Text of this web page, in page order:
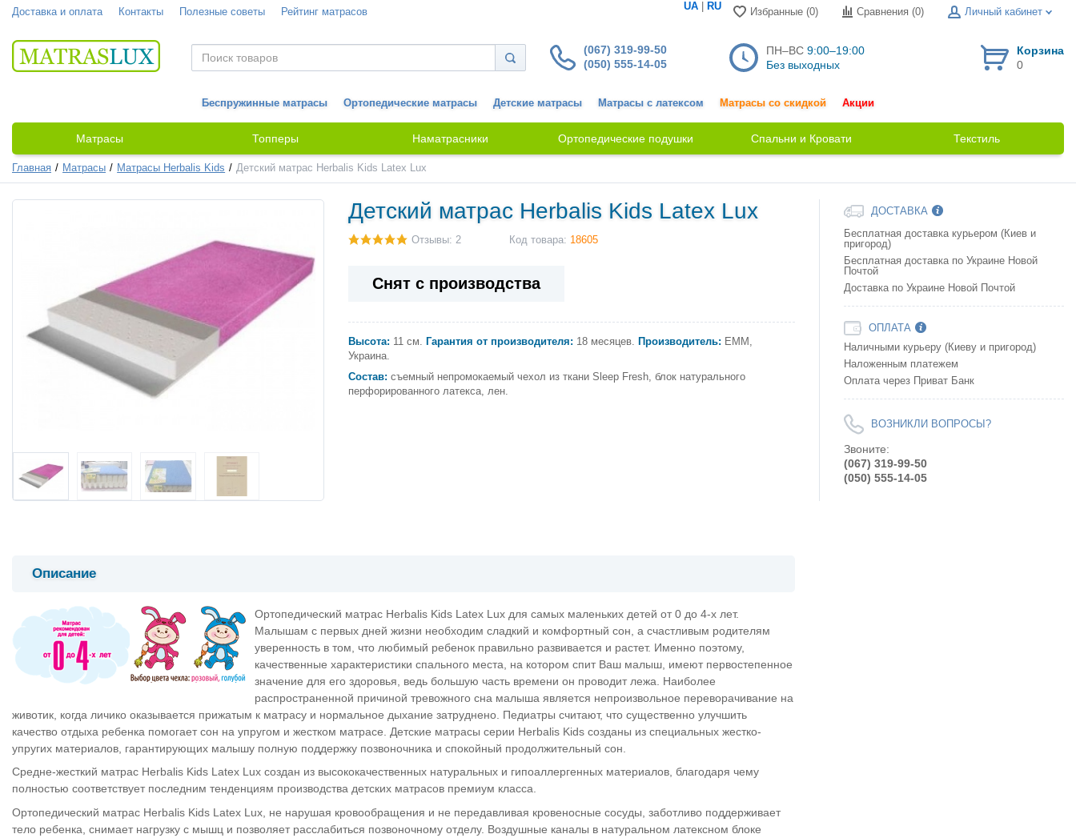
Доставка и оплата Контакты Полезные советы Рейтинг матрасов UA RU Избранные (0) Сравнения (0) Личный кабинет
(067) 319-99-50
(050) 555-14-05
ПН–ВС 9:00–19:00
Без выходных
Корзина
0
Беспружинные матрасы Ортопедические матрасы Детские матрасы Матрасы с латексом Матрасы со скидкой Акции
Матрасы Топперы Наматрасники Ортопедические подушки Спальни и Кровати Текстиль
Главная Матрасы Матрасы Herbalis Kids Детский матрас Herbalis Kids Latex Lux
Детский матрас Herbalis Kids Latex Lux
Отзывы: 2 Код товара: 18605
Снят с производства
Высота: 11 см. Гарантия от производителя: 18 месяцев. Производитель: ЕММ,
Украина.
Состав: съемный непромокаемый чехол из ткани Sleep Fresh, блок натурального
перфорированного латекса, лен.
Описание
Ортопедический матрас Herbalis Kids Latex Lux для самых маленьких детей от 0 до 4-х лет.
Малышам с первых дней жизни необходим сладкий и комфортный сон, а счастливым родителям
уверенность в том, что любимый ребенок правильно развивается и растет. Именно поэтому,
качественные характеристики спального места, на котором спит Ваш малыш, имеют первостепенное
значение для его здоровья, ведь большую часть времени он проводит лежа. Наиболее
распространенной причиной тревожного сна малыша является непроизвольное переворачивание на
животик, когда личико оказывается прижатым к матрасу и нормальное дыхание затруднено. Педиатры считают, что существенно улучшить
качество отдыха ребенка помогает сон на упругом и жестком матрасе. Детские матрасы серии Herbalis Kids созданы из специальных жестко-
упругих материалов, гарантирующих малышу полную поддержку позвоночника и спокойный продолжительный сон.
Средне-жесткий матрас Herbalis Kids Latex Lux создан из высококачественных натуральных и гипоаллергенных материалов, благодаря чему
полностью соответствует последним тенденциям производства детских матрасов премиум класса.
Ортопедический матрас Herbalis Kids Latex Lux, не нарушая кровообращения и не передавливая кровеносные сосуды, заботливо поддерживает
тело ребенка, снимает нагрузку с мышц и позволяет расслабиться позвоночному отделу. Воздушные каналы в натуральном латексном блоке
ДОСТАВКА
Бесплатная доставка курьером (Киев и
пригород)
Бесплатная доставка по Украине Новой
Почтой
Доставка по Украине Новой Почтой
ОПЛАТА
Наличными курьеру (Киеву и пригород)
Наложенным платежем
Оплата через Приват Банк
ВОЗНИКЛИ ВОПРОСЫ?
Звоните:
(067) 319-99-50
(050) 555-14-05